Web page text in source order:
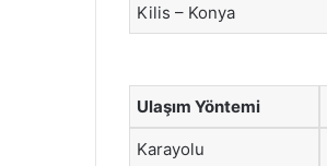
Kilis – Konya
Ulaşım Yöntemi
Karayolu